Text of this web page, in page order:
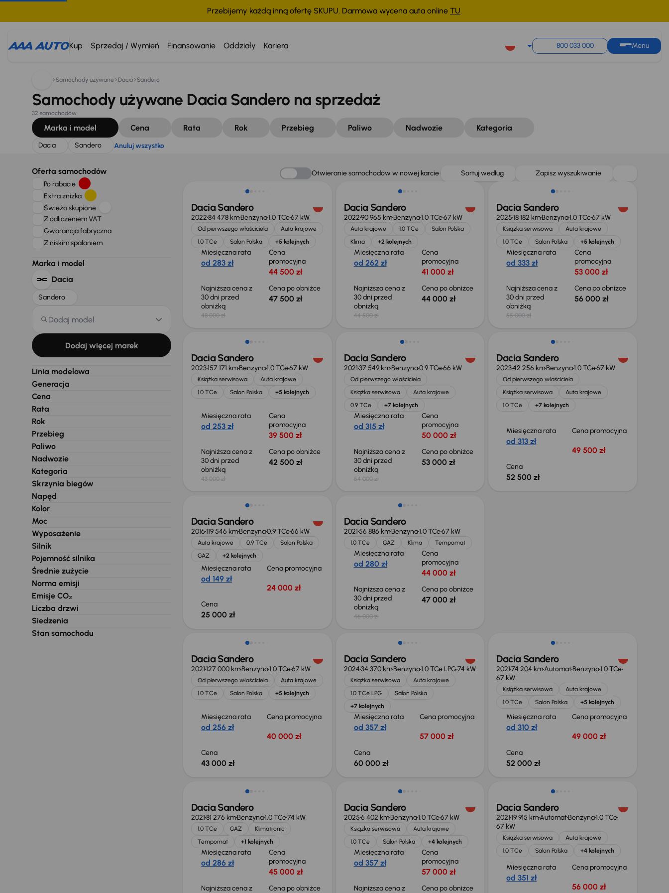
Przebijemy każdą inną ofertę SKUPU. Darmowa wycena auta online TU.
Kup Sprzedaj / Wymień Finansowanie Oddziały Kariera 800 033 000 Menu
Szukam: Anuluj wszystko
Samochody używane Dacia Sandero
Samochody używane Dacia Sandero na sprzedaż
32 samochodów
Marka i model Cena Rata Rok Przebieg Paliwo Nadwozie Kategoria
Dacia Sandero Anuluj wszystko
Oferta samochodów
Po rabacie
Extra zniżka
Świeżo skupione
Z odliczeniem VAT
Gwarancja fabryczna
Z niskim spalaniem
Marka i model
Dacia
Sandero
Dodaj model
Dodaj więcej marek
Linia modelowa
Generacja
Cena
Rata
Rok
Przebieg
Paliwo
Nadwozie
Kategoria
Skrzynia biegów
Napęd
Kolor
Moc
Wyposażenie
Silnik
Pojemność silnika
Średnie zużycie
Norma emisji
Emisje CO₂
Liczba drzwi
Siedzenia
Stan samochodu
Otwieranie samochodów w nowej karcie Sortuj według Zapisz wyszukiwanie
Dacia Sandero
202284 478 kmBenzyna1.0 TCe67 kW
Od pierwszego właściciela
Auta krajowe
1.0 TCe
Salon Polska +5 kolejnych
Miesięczna rata
od 283 zł
Cena
promocyjna
44 500 zł
Najniższa cena z
30 dni przed
obniżką
48 000 zł
Cena po obniżce
47 500 zł
Taniej o 500 zł
Dacia Sandero
202290 965 kmBenzyna1.0 TCe67 kW
Auta krajowe 1.0 TCe
Salon Polska
Klima
+2 kolejnych
Miesięczna rata
od 262 zł
Cena
promocyjna
41 000 zł
Najniższa cena z
30 dni przed
obniżką
44 500 zł
Cena po obniżce
44 000 zł
Od nowego taniej o 33 999 zł
Dacia Sandero
202518 182 kmBenzyna1.0 TCe67 kW
Książka serwisowa
Auta krajowe
1.0 TCe
Salon Polska +5 kolejnych
Miesięczna rata
od 333 zł
Cena
promocyjna
53 000 zł
Najniższa cena z
30 dni przed
obniżką
55 000 zł
Cena po obniżce
56 000 zł
Taniej o 500 zł
Dacia Sandero
2023157 171 kmBenzyna1.0 TCe67 kW
Książka serwisowa
Auta krajowe
1.0 TCe
Salon Polska +5 kolejnych
Miesięczna rata
od 253 zł
Cena
promocyjna
39 500 zł
Najniższa cena z
30 dni przed
obniżką
43 000 zł
Cena po obniżce
42 500 zł
Taniej o 1 000 zł
Dacia Sandero
202137 549 kmBenzyna0.9 TCe66 kW
Od pierwszego właściciela
Książka serwisowa
Auta krajowe
0.9 TCe
+7 kolejnych
Miesięczna rata
od 315 zł
Cena
promocyjna
50 000 zł
Najniższa cena z
30 dni przed
obniżką
54 000 zł
Cena po obniżce
53 000 zł
Dacia Sandero
202342 256 kmBenzyna1.0 TCe67 kW
Od pierwszego właściciela
Książka serwisowa
Auta krajowe
1.0 TCe
+7 kolejnych
Miesięczna rata
od 313 zł
Cena promocyjna
49 500 zł
Cena
52 500 zł
Dacia Sandero
2016119 546 kmBenzyna0.9 TCe66 kW
Auta krajowe 0.9 TCe
Salon Polska
GAZ
+2 kolejnych
Miesięczna rata
od 149 zł
Cena promocyjna
24 000 zł
Cena
25 000 zł
Dacia Sandero
202156 886 kmBenzyna1.0 TCe67 kW
1.0 TCe GAZ Klima Tempomat
Miesięczna rata
od 280 zł
Cena
promocyjna
44 000 zł
Najniższa cena z
30 dni przed
obniżką
46 000 zł
Cena po obniżce
47 000 zł
Dacia Sandero
2021127 000 kmBenzyna1.0 TCe67 kW
Od pierwszego właściciela
Auta krajowe
1.0 TCe
Salon Polska +5 kolejnych
Miesięczna rata
od 256 zł
Cena promocyjna
40 000 zł
Cena
43 000 zł
Od nowego taniej o 40 000 zł
Dacia Sandero
202434 370 kmBenzyna1.0 TCe LPG74 kW
Książka serwisowa
Auta krajowe
1.0 TCe LPG
Salon Polska
+7 kolejnych
Miesięczna rata
od 357 zł
Cena promocyjna
57 000 zł
Cena
60 000 zł
Dacia Sandero
202174 204 kmAutomatBenzyna1.0 TCe
67 kW
Książka serwisowa
Auta krajowe
1.0 TCe
Salon Polska +5 kolejnych
Miesięczna rata
od 310 zł
Cena promocyjna
49 000 zł
Cena
52 000 zł
Dacia Sandero
202181 276 kmBenzyna1.0 TCe74 kW
1.0 TCe GAZ
Klimatronic
Tempomat
+1 kolejnych
Miesięczna rata
od 286 zł
Cena
promocyjna
45 000 zł
Najniższa cena z
Cena po obniżce
Taniej o 2 000 zł
Dacia Sandero
20256 402 kmBenzyna1.0 TCe67 kW
Książka serwisowa
Auta krajowe
1.0 TCe
Salon Polska +4 kolejnych
Miesięczna rata
od 357 zł
Cena
promocyjna
57 000 zł
Najniższa cena z
Cena po obniżce
Świeżo skupione
Dacia Sandero
202119 915 kmAutomatBenzyna1.0 TCe
67 kW
Książka serwisowa
Auta krajowe
1.0 TCe
Salon Polska +4 kolejnych
Miesięczna rata
od 351 zł
Cena promocyjna
56 000 zł